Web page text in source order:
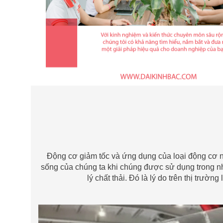
Động cơ giảm tốc và ứng dụng của loại động cơ
sống của chúng ta khi chúng được sử dụng trong
lý chất thải. Đó là lý do trên thị